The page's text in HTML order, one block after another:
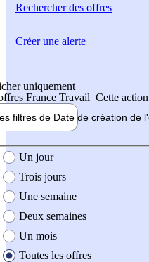
Rechercherdes offres
uniquement
France Travail Cette
filtres de Date de création de
création de l'offre
Un jour
Trois jours
Une semaine
Deux semaines
Un mois
Toutes les offres
Créer une alerte